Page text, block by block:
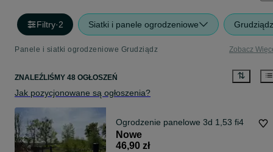
Filtry·2 Siatki i panele ogrodzeniowe Grudziądz
Panele i siatki ogrodzeniowe Grudziądz Zobacz
ZNALEŹLIŚMY 48 OGŁOSZEŃ
Jak pozycjonowane są ogłoszenia?
Ogrodzenie panelowe 3d 1,53 fi4
Nowe
46,90 zł